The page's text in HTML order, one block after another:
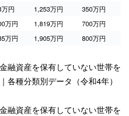
円 1,253万円
350万円
万円 1,819万円
700万円
万円 1,905万円 800万円
融資産を保有していない世帯を
各種分類別データ（令和4年）
融資産を保有していない世帯を